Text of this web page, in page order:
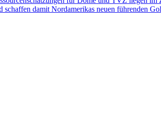
damit Nordamerikas neuen führenden